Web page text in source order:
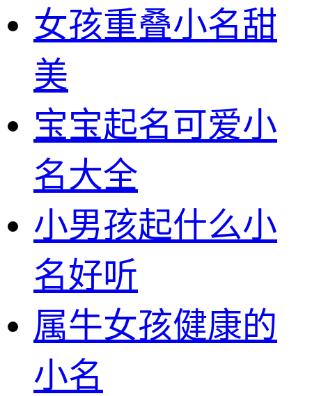
女孩重叠小名甜
美
宝宝起名可爱小
名大全
小男孩起什么小
名好听
属牛女孩健康的
小名